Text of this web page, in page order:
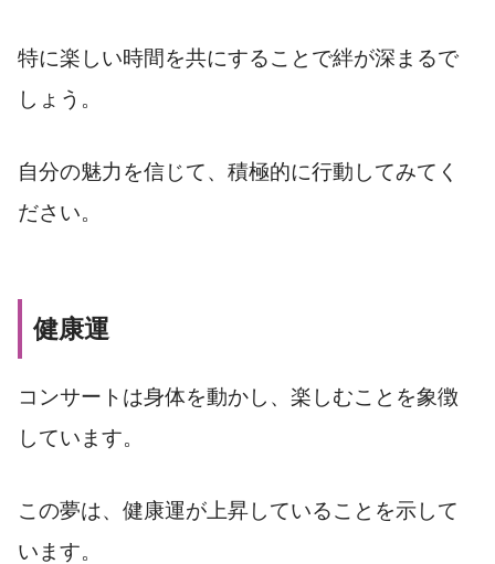
特に楽しい時間を共にすることで絆が深まるで
しょう。
自分の魅力を信じて、積極的に行動してみてく
ださい。
健康運
コンサートは身体を動かし、楽しむことを象徴
しています。
この夢は、健康運が上昇していることを示して
います。